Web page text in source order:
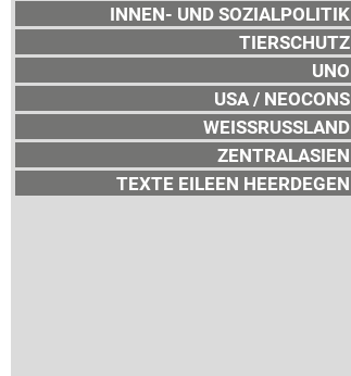
INNEN- UND SOZIALPOLITIK
TIERSCHUTZ
UNO
USA / NEOCONS
WEISSRUSSLAND
ZENTRALASIEN
TEXTE EILEEN HEERDEGEN